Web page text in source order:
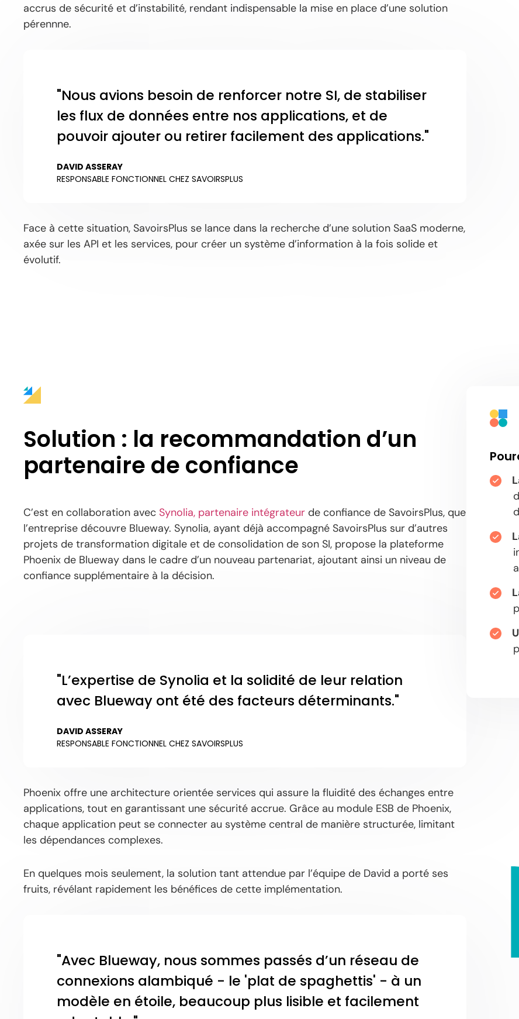
accrus de sécurité et d’instabilité, rendant indispensable la mise en place d’une solution
pérennne.
"Nous avions besoin de renforcer notre SI, de stabiliser
les flux de données entre nos applications, et de
pouvoir ajouter ou retirer facilement des applications."
DAVID ASSERAY
RESPONSABLE FONCTIONNEL CHEZ SAVOIRSPLUS
Face à cette situation, SavoirsPlus se lance dans la recherche d’une solution SaaS moderne,
axée sur les API et les services, pour créer un système d’information à la fois solide et
évolutif.
Solution : la recommandation d’un
partenaire de confiance
C’est en collaboration avec Synolia, partenaire intégrateur de confiance de SavoirsPlus, que
l’entreprise découvre Blueway. Synolia, ayant déjà accompagné SavoirsPlus sur d’autres
projets de transformation digitale et de consolidation de son SI, propose la plateforme
Phoenix de Blueway dans le cadre d’un nouveau partenariat, ajoutant ainsi un niveau de
confiance supplémentaire à la décision.
"L’expertise de Synolia et la solidité de leur relation
avec Blueway ont été des facteurs déterminants."
DAVID ASSERAY
RESPONSABLE FONCTIONNEL CHEZ SAVOIRSPLUS
Phoenix offre une architecture orientée services qui assure la fluidité des échanges entre
applications, tout en garantissant une sécurité accrue. Grâce au module ESB de Phoenix,
chaque application peut se connecter au système central de manière structurée, limitant
les dépendances complexes.
En quelques mois seulement, la solution tant attendue par l’équipe de David a porté ses
fruits, révélant rapidement les bénéfices de cette implémentation.
"Avec Blueway, nous sommes passés d’un réseau de
connexions alambiqué - le 'plat de spaghettis' - à un
modèle en étoile, beaucoup plus lisible et facilement